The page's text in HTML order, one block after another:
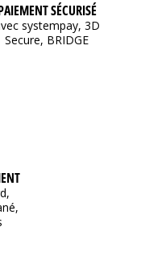
SÉCURISÉ
systempay, 3D
Secure, BRIDGE